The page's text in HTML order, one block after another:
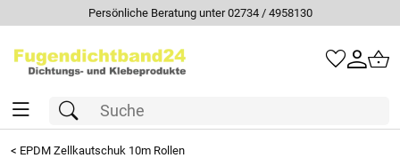
Persönliche Beratung unter 02734 / 4958130
< EPDM Zellkautschuk 10m Rollen